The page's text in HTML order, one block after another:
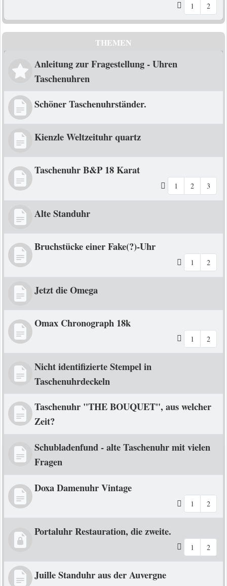
1 2
THEMEN
Anleitung zur Fragestellung - Uhren
Taschenuhren
Schöner Taschenuhrständer.
Kienzle Weltzeituhr quartz
Taschenuhr B&P 18 Karat
1 2 3
Alte Standuhr
Bruchstücke einer Fake(?)-Uhr
1 2
Jetzt die Omega
Omax Chronograph 18k
1 2
Nicht identifizierte Stempel in
Taschenuhrdeckeln
Taschenuhr "THE BOUQUET", aus welcher
Zeit?
Schubladenfund - alte Taschenuhr mit vielen
Fragen
Doxa Damenuhr Vintage
1 2
Portaluhr Restauration, die zweite.
1 2
Juille Standuhr aus der Auvergne